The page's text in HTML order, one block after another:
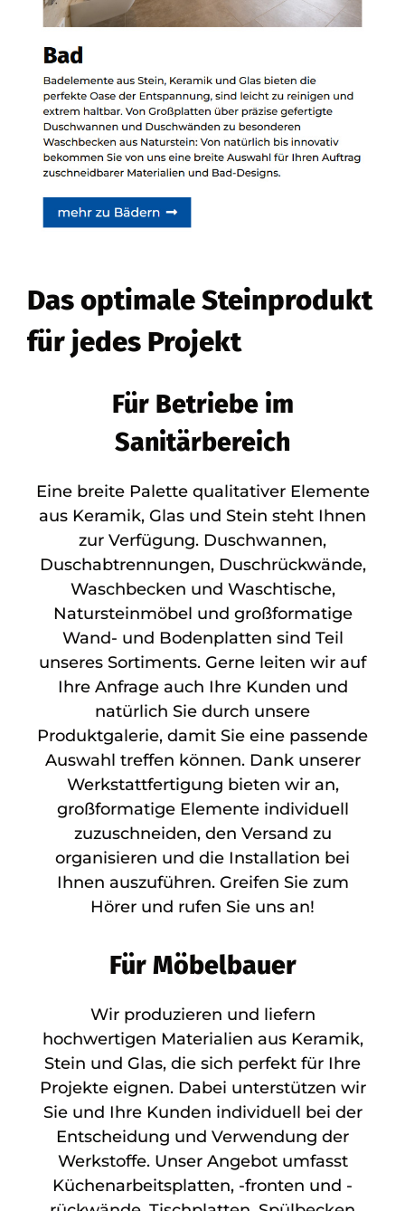
Siehe auch
Natursteine
Lorch -
Bischoff Stein
+ Design:
✓Küchenarbeitsplatten,
Waschtische,
Badfliesen,
Das optimale Steinprodukt
für jedes Projekt
Für Betriebe im
Sanitärbereich
Eine breite Palette qualitativer Elemente
aus Keramik, Glas und Stein steht Ihnen
zur Verfügung. Duschwannen,
Duschabtrennungen, Duschrückwände,
Waschbecken und Waschtische,
Natursteinmöbel und großformatige
Wand- und Bodenplatten sind Teil
unseres Sortiments. Gerne leiten wir auf
Ihre Anfrage auch Ihre Kunden und
natürlich Sie durch unsere
Produktgalerie, damit Sie eine passende
Auswahl treffen können. Dank unserer
Werkstattfertigung bieten wir an,
großformatige Elemente individuell
zuzuschneiden, den Versand zu
organisieren und die Installation bei
Ihnen auszuführen. Greifen Sie zum
Hörer und rufen Sie uns an!
Für Möbelbauer
Wir produzieren und liefern
hochwertigen Materialien aus Keramik,
Stein und Glas, die sich perfekt für Ihre
Projekte eignen. Dabei unterstützen wir
Sie und Ihre Kunden individuell bei der
Entscheidung und Verwendung der
Werkstoffe. Unser Angebot umfasst
Küchenarbeitsplatten, -fronten und -